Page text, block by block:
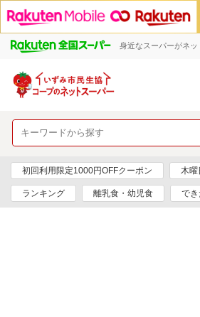
身近なスーパーがネ
初回利用限定1000円OFFクーポン 木
ランキング 離乳食・幼児食 で